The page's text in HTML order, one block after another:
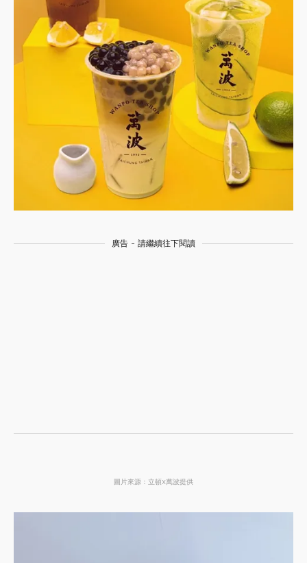
廣告 - 請繼續往下閱讀
圖片來源：立頓X萬波提供